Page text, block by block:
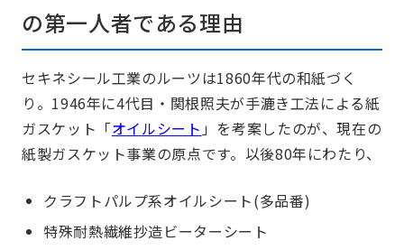
の第一人者である理由
セキネシール工業のルーツは1860年代の和紙づく
り。1946年に4代目・関根照夫が手漉き工法による紙
ガスケット「オイルシート 」を考案したのが、現在の
紙製ガスケット事業の原点です。以後80年にわたり、
クラフトパルプ系オイルシート(多品番)
特殊耐熱繊維抄造ビーターシート